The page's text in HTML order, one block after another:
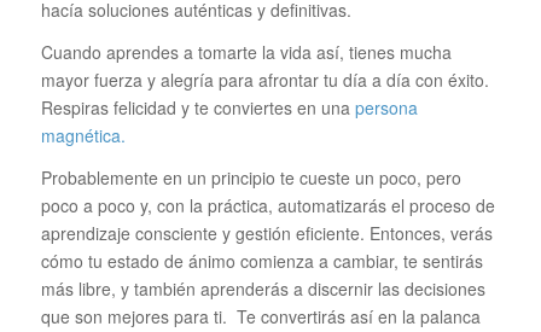
hacía soluciones auténticas y definitivas.
Cuando aprendes a tomarte la vida así, tienes mucha
mayor fuerza y alegría para afrontar tu día a día con éxito.
Respiras felicidad y te conviertes en una persona
magnética.
Probablemente en un principio te cueste un poco, pero
poco a poco y, con la práctica, automatizarás el proceso de
aprendizaje consciente y gestión eficiente. Entonces, verás
cómo tu estado de ánimo comienza a cambiar, te sentirás
más libre, y también aprenderás a discernir las decisiones
que son mejores para ti. Te convertirás así en la palanca